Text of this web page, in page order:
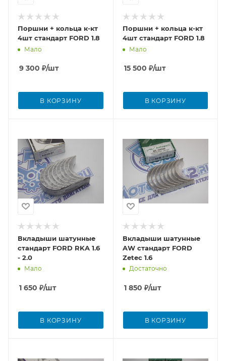
Поршни + кольца к-кт
4шт стандарт FORD 1.8
Мало
9 300 ₽/шт
В КОРЗИНУ
Поршни + кольца к-кт
4шт стандарт FORD 1.8
Мало
15 500 ₽/шт
В КОРЗИНУ
Вкладыши шатунные
стандарт FORD RKA 1.6
- 2.0
Мало
1 650 ₽/шт
В КОРЗИНУ
Вкладыши шатунные
AW стандарт FORD
Zetec 1.6
Достаточно
1 850 ₽/шт
В КОРЗИНУ